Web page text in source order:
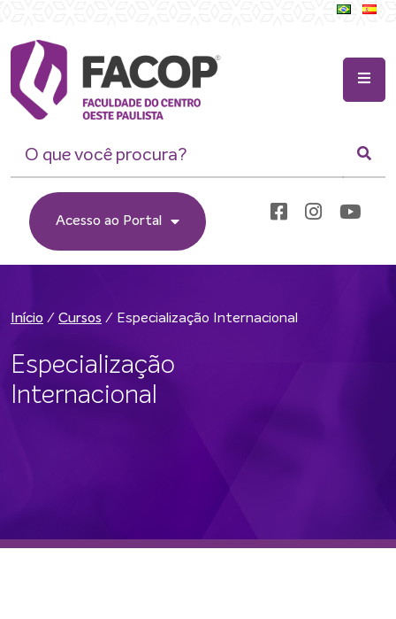
Acesso ao Portal
Início / Cursos / Especialização Internacional
Especialização
Internacional